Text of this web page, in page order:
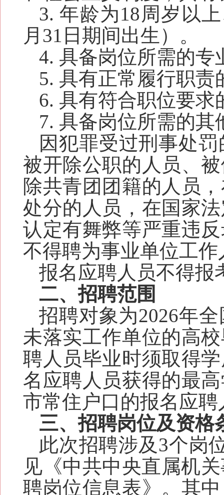
3. 年龄为18周岁以
月 31日 期间出生）。
4. 具备岗位所需的专
5. 具有正常履行职责
6. 具有符合职位要求
7. 具备岗位所需的其
因犯罪受过刑事处
被开除公职的人员、
除共青团 团籍的人员
处分的人员，在国家
认定有舞弊等严重违
不得聘为事业单位工
报名应聘人员不得报
二、招聘范围
招聘对象为2026年
未落实工作单位的高
聘人员毕业时须取得
名应聘人员获得的最
市常住户口的报名应
三、招聘岗位及资格
此次招聘涉及3个岗
见《中共中央直属机
聘岗位信息表》。其